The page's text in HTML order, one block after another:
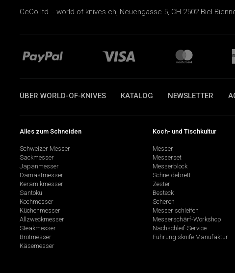
CeCo ltd. - world-of-knives.ch, Neuengasse 5, CH-2502 Biel-
ÜBER WORLD-OF-KNIVES KATALOG NEWSLETTER
Alles zum Schneiden
Schweizer Messer
Sackmesser
Japanmesser
Damastmesser
Keramikmesser
Santoku
Kochmesser
Küchenmesser
Allzweckmesser
Steakmesser
Brotmesser
Käsemesser
Koch- und Tischkultur
Messer
Messerset
Messerblock
Schneidebrett
Zester
Besteck
Scheren
Messer schleifen
Messerschärf-Workshop
Nachschleif-Service
Führung sknife Manufaktur